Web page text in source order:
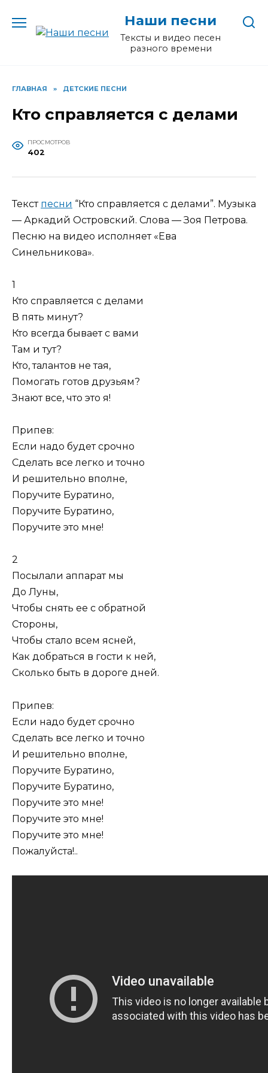
содержанию
Наши песни
Тексты и видео песен
разного времени
ГЛАВНАЯ » ДЕТСКИЕ ПЕСНИ
Кто справляется с делами
ПРОСМОТРОВ
402
Текст песни “Кто справляется с делами”. Музыка
— Аркадий Островский. Слова — Зоя Петрова.
Песню на видео исполняет «Ева
Синельникова».
1
Кто справляется с делами
В пять минут?
Кто всегда бывает с вами
Там и тут?
Кто, талантов не тая,
Помогать готов друзьям?
Знают все, что это я!
Припев:
Если надо будет срочно
Сделать все легко и точно
И решительно вполне,
Поручите Буратино,
Поручите Буратино,
Поручите это мне!
2
Посылали аппарат мы
До Луны,
Чтобы снять ее с обратной
Стороны,
Чтобы стало всем ясней,
Как добраться в гости к ней,
Сколько быть в дороге дней.
Припев:
Если надо будет срочно
Сделать все легко и точно
И решительно вполне,
Поручите Буратино,
Поручите Буратино,
Поручите это мне!
Поручите это мне!
Поручите это мне!
Пожалуйста!..